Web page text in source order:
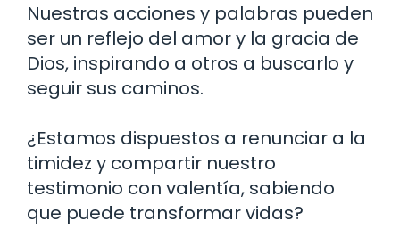
Nuestras acciones y palabras pueden
ser un reflejo del amor y la gracia de
Dios, inspirando a otros a buscarlo y
seguir sus caminos.
¿Estamos dispuestos a renunciar a la
timidez y compartir nuestro
testimonio con valentía, sabiendo
que puede transformar vidas?